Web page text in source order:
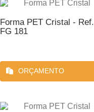
Forma PET Cristal - Ref.
FG 181
ORÇAMENTO